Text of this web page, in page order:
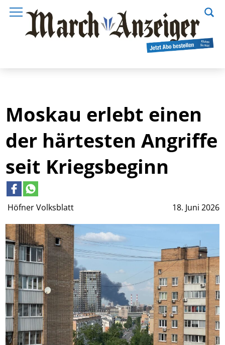
Höfner Volksblatt 18. Juni 2026
Moskau erlebt einen
der härtesten Angriffe
seit Kriegsbeginn